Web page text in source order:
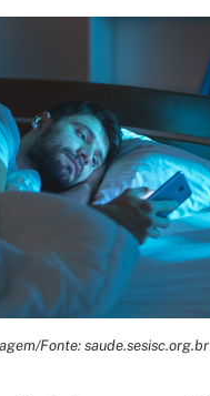
Fonte: saude.sesisc.org.br